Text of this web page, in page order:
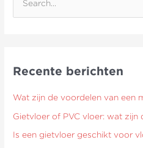
n
r
:
Recente berichten
Wat zijn de voordelen van een
Gietvloer of PVC vloer: wat zijn
Is een gietvloer geschikt voor